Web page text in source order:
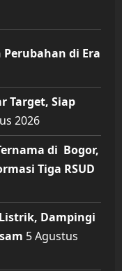
Perubahan di Era
Target, Siap
2026
di Bogor,
Tiga RSUD
Dampingi
5 Agustus